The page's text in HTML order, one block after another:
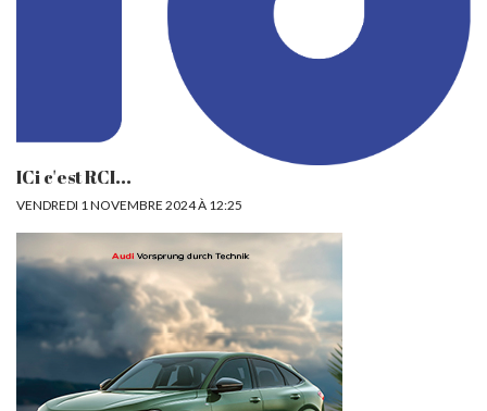
ICi c'est RCI...
VENDREDI 1 NOVEMBRE 2024 À 12:25